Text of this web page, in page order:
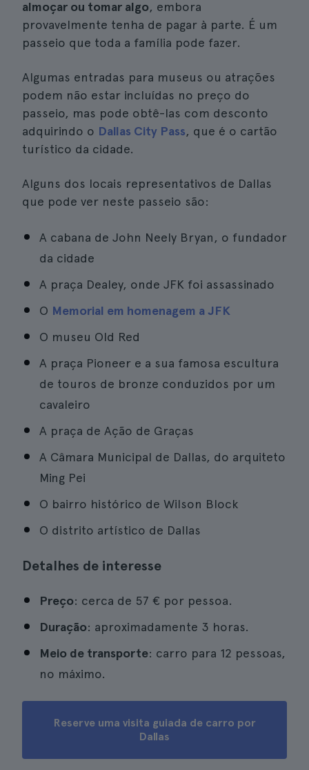
almoçar ou tomar algo, embora
provavelmente tenha de pagar à parte. É um
passeio que toda a família pode fazer.
Algumas entradas para museus ou atrações
podem não estar incluídas no preço do
passeio, mas pode obtê-las com desconto
adquirindo o Dallas City Pass, que é o cartão
turístico da cidade.
Alguns dos locais representativos de Dallas
que pode ver neste passeio são:
A cabana de John Neely Bryan, o fundador
da cidade
A praça Dealey, onde JFK foi assassinado
O Memorial em homenagem a JFK
O museu Old Red
A praça Pioneer e a sua famosa escultura
de touros de bronze conduzidos por um
cavaleiro
A praça de Ação de Graças
A Câmara Municipal de Dallas, do arquiteto
Ming Pei
O bairro histórico de Wilson Block
O distrito artístico de Dallas
Detalhes de interesse
Preço: cerca de 57 € por pessoa.
Duração: aproximadamente 3 horas.
Meio de transporte: carro para 12 pessoas,
no máximo.
Reserve uma visita guiada de carro por
Dallas